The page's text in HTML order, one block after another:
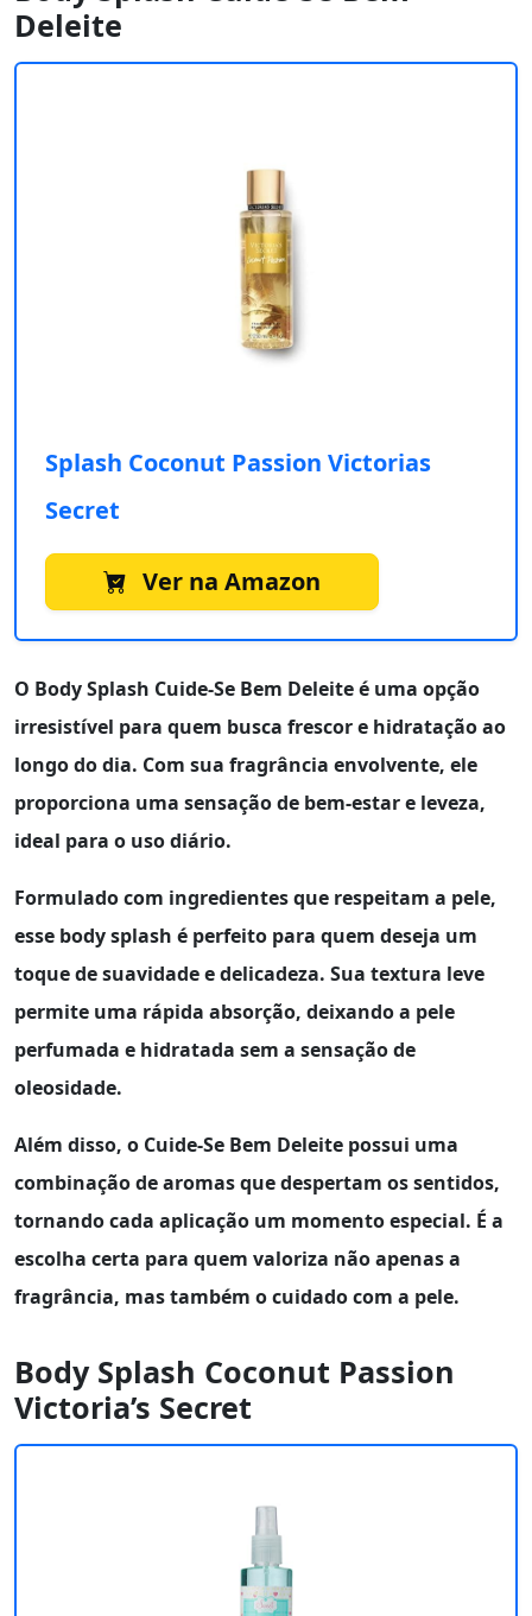
Deleite
Splash Coconut Passion Victorias
Secret
Ver na Amazon
O Body Splash Cuide-Se Bem Deleiteé uma opção
irresistível para quem busca frescor e hidratação ao
longo do dia. Com sua fragrância envolvente, ele
proporciona uma sensação de bem-estar e leveza,
ideal para o uso diário.
Formulado com ingredientes que respeitam a pele,
esse body splash é perfeito para quem deseja um
toque de suavidade e delicadeza. Sua textura leve
permite uma rápida absorção, deixando a pele
perfumada e hidratada sem a sensação de
oleosidade.
Além disso, o Cuide-Se Bem Deleite possui uma
combinação de aromas que despertam os sentidos,
tornando cada aplicação um momento especial. É a
escolha certa para quem valoriza não apenas a
fragrância, mas também o cuidado com a pele.
Body Splash Coconut Passion
Victoria’s Secret